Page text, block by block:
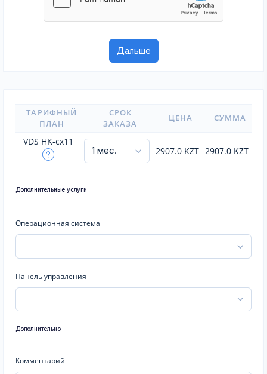
ТАРИФНЫЙ
ПЛАН
СРОК
ЗАКАЗА
ЦЕНА СУММА
VDS HK-cx11
2907.0 KZT 2907.0 KZT
Дополнительные услуги
Операционная система
Панель управления
Дополнительно
Комментарий